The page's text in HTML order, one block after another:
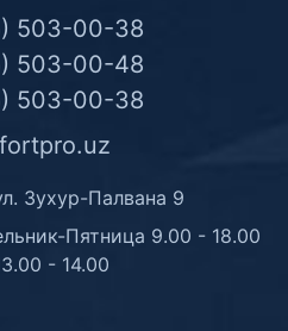
503-00-38
503-00-48
503-00-38
Зухур-Палвана 9
Пятница 9.00 - 18.00
- 14.00